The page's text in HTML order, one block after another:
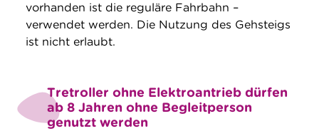
vorhanden ist die reguläre Fahrbahn –
verwendet werden. Die Nutzung des Gehsteigs
ist nicht erlaubt.
Tretroller ohne Elektroantrieb dürfen
ab 8 Jahren ohne Begleitperson
genutzt werden